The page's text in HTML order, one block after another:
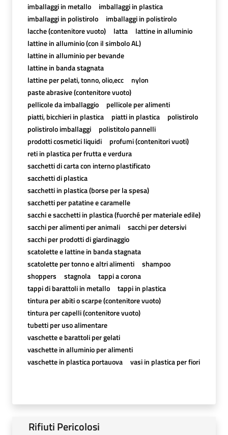
imballaggi in metallo
imballaggi in plastica
imballaggi in polistirolo
imballaggi in polistirolo
lacche (contenitore vuoto)
latta
lattine in alluminio
lattine in alluminio (con il simbolo AL)
lattine in alluminio per bevande
lattine in banda stagnata
lattine per pelati, tonno, olio,ecc
nylon
paste abrasive (contenitore vuoto)
pellicole da imballaggio
pellicole per alimenti
piatti, bicchieri in plastica
piatti in plastica
polistirolo
polistirolo imballaggi
polistitolo pannelli
prodotti cosmetici liquidi
profumi (contenitori vuoti)
reti in plastica per frutta e verdura
sacchetti di carta con interno plastificato
sacchetti di plastica
sacchetti in plastica (borse per la spesa)
sacchetti per patatine e caramelle
sacchi e sacchetti in plastica (fuorché per materiale edile)
sacchi per alimenti per animali
sacchi per detersivi
sacchi per prodotti di giardinaggio
scatolette e lattine in banda stagnata
scatolette per tonno e altri alimenti
shampoo
shoppers
stagnola
tappi a corona
tappi di barattoli in metallo
tappi in plastica
tintura per abiti o scarpe (contenitore vuoto)
tintura per capelli (contenitore vuoto)
tubetti per uso alimentare
vaschette e barattoli per gelati
vaschette in alluminio per alimenti
vaschette in plastica portauova
vasi in plastica per fiori
Rifiuti Pericolosi